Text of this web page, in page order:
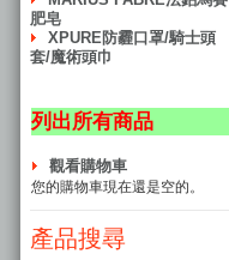
肥皂
XPURE防霾口罩/騎士頭
套/魔術頭巾
列出所有商品
觀看購物車
您的購物車現在還是空的。
產品搜尋